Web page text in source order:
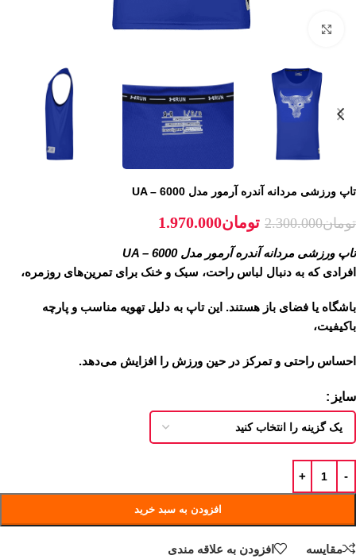
برای بزرگنمایی کلیک کنید
تاپ ورزشی مردانه آندره آرمور مدل UA – 6000
تومان2.300.000 تومان1.970.000
تاپ ورزشی مردانه آندره آرمور مدل UA – 6000
افرادی که به دنبال لباس راحت، سبک و خنک برای تمرین‌های روزمره،
باشگاه یا فضای باز هستند. این تاپ به دلیل تهویه مناسب و پارچه
باکیفیت،
احساس راحتی و تمرکز در حین ورزش را افزایش می‌دهد.
سایز
افزودن به سبد خرید
مقايسه افزودن به علاقه مندی